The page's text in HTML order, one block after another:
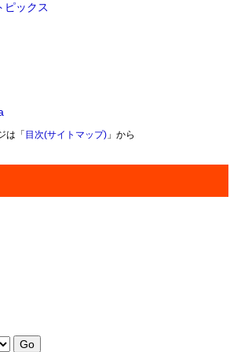
ピックス
は「 目次(サイトマップ)」から